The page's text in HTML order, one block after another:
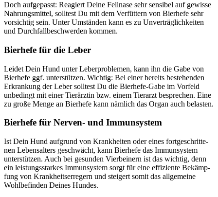
Doch auf­ge­passt: Reagiert Dei­ne Fell­na­se sehr sen­si­bel auf gewis­se
Nah­rungs­mit­tel, soll­test Du mit dem Ver­füt­tern von Bier­he­fe sehr
vor­sich­tig sein. Unter Umstän­den kann es zu Unver­träg­lich­kei­ten
und Durch­fall­be­schwer­den kom­men.
Bier­he­fe für die Leber
Lei­det Dein Hund unter Leber­pro­ble­men, kann ihn die Gabe von
Bier­he­fe ggf. unter­stüt­zen. Wich­tig: Bei einer bereits bestehen­den
Erkran­kung der Leber soll­test Du die Bier­he­fe-Gabe im Vor­feld
unbe­dingt mit einer Tier­ärz­tin bzw. einem Tier­arzt bespre­chen. Eine
zu gro­ße Men­ge an Bier­he­fe kann näm­lich das Organ auch belas­ten.
Bier­he­fe für Ner­ven- und Immun­sys­tem
Ist Dein Hund auf­grund von Krank­hei­ten oder eines fort­ge­schrit­te­
nen Lebens­al­ters geschwächt, kann Bier­he­fe das Immun­sys­tem
unter­stüt­zen. Auch bei gesun­den Vier­bei­nern ist das wich­tig, denn
ein leis­tungs­star­kes Immun­sys­tem sorgt für eine effi­zi­en­te Bekämp­
fung von Krank­heits­er­re­gern und stei­gert somit das all­ge­mei­ne
Wohl­be­fin­den Dei­nes Hun­des.